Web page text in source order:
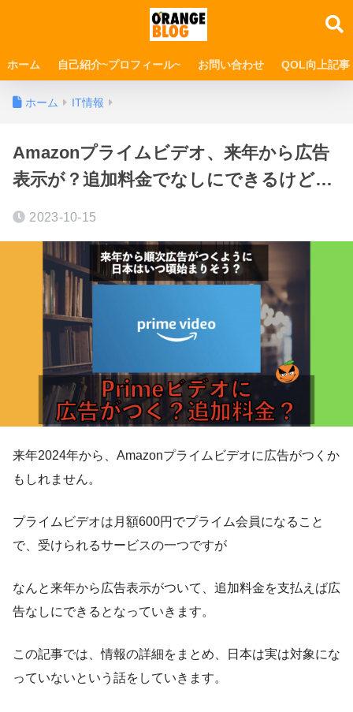
ホーム 自己紹介~プロフィール~ お問い合わせ QOL向上記事
ホーム IT情報
Amazonプライムビデオ、来年から広告
表示が？追加料金でなしにできるけど…
2023-10-15
来年2024年から、Amazonプライムビデオに広告がつくか
もしれません。
プライムビデオは月額600円でプライム会員になること
で、受けられるサービスの一つですが
なんと来年から広告表示がついて、追加料金を支払えば広
告なしにできるとなっていきます。
この記事では、情報の詳細をまとめ、日本は実は対象にな
っていないという話をしていきます。